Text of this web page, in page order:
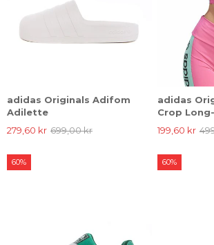
adidas Originals Adifom
Adilette
279,60 kr 699,00 kr
adidas
Crop
199,60 kr
60% 60%